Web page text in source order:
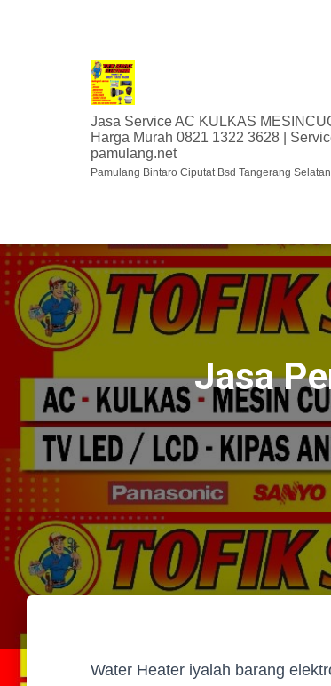
Jasa Service AC KULKAS
Harga Murah 0821 1322 3628 |
pamulang.net
Pamulang Bintaro Ciputat Bsd Tangerang
Jasa
Water Heater iyalah barang